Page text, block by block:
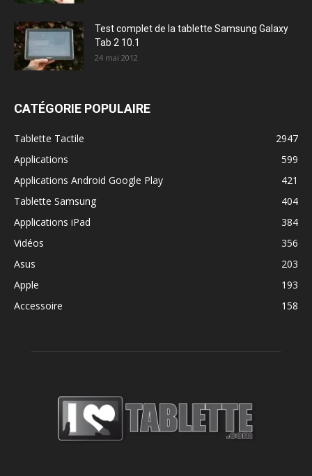
Test complet de la tablette Samsung Galaxy
Tab 2 10.1
24 mai 2012
CATÉGORIE POPULAIRE
Tablette Tactile
2947
Applications
599
Applications Android Google Play
421
Tablette Samsung
404
Applications iPad
384
Vidéos
356
Asus
203
Apple
193
Accessoire
158